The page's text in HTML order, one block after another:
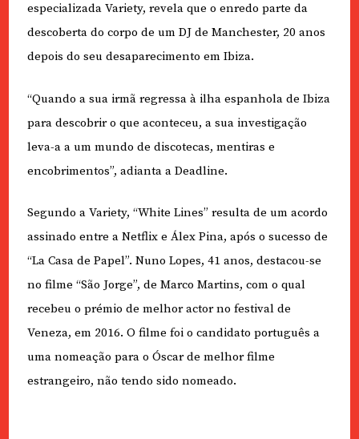
especializada Variety, revela que o enredo parte da
descoberta do corpo de um DJ de Manchester, 20 anos
depois do seu desaparecimento em Ibiza.
“Quando a sua irmã regressa à ilha espanhola de Ibiza
para descobrir o que aconteceu, a sua investigação
leva-a a um mundo de discotecas, mentiras e
encobrimentos”, adianta a Deadline.
Segundo a Variety, “White Lines” resulta de um acordo
assinado entre a Netflix e Álex Pina, após o sucesso de
“La Casa de Papel”. Nuno Lopes, 41 anos, destacou-se
no filme “São Jorge”, de Marco Martins, com o qual
recebeu o prémio de melhor actor no festival de
Veneza, em 2016. O filme foi o candidato português a
uma nomeação para o Óscar de melhor filme
estrangeiro, não tendo sido nomeado.